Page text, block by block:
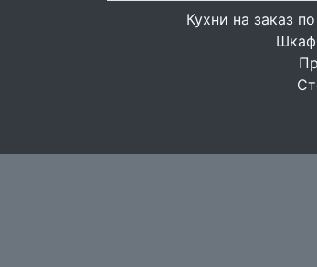
Кухни на заказ